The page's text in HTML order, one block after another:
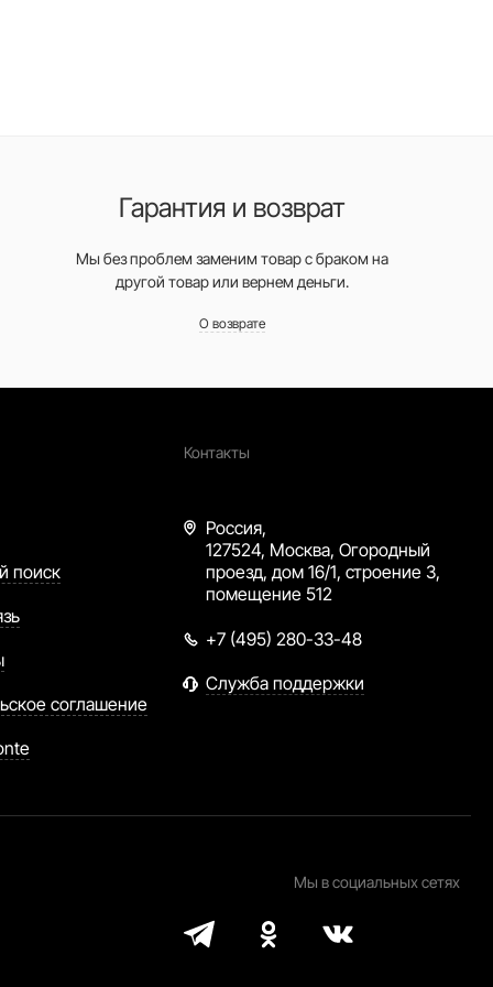
Гарантия и возврат
Мы без проблем заменим товар с браком на
другой товар или вернем деньги.
О возврате
поиск
соглашение
Контакты
Россия,
127524, Москва, Огородный
проезд, дом 16/1, строение 3,
помещение 512
+7 (495) 280-33-48
Служба поддержки
Мы в социальных сетях